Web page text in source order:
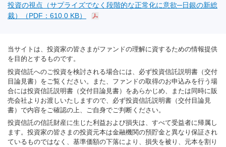
投資の視点（サプライズでなく段階的な正常化に意欲─日銀の新総
裁）（PDF：610.0 KB）
当サイトは、投資家の皆さまがファンドの理解に資するための情報提供
を目的とするものです。
投資信託へのご投資を検討される場合には、必ず投資信託説明書（交付
目論見書）をご覧ください。また、ファンドの取得のお申込みを行う場
合には投資信託説明書（交付目論見書）をあらかじめ、または同時に販
売会社よりお渡しいたしますので、必ず投資信託説明書（交付目論見
書）で内容をご確認の上、ご自身でご判断ください。
投資信託の信託財産に生じた利益および損失は、すべて受益者に帰属し
ます。投資家の皆さまの投資元本は金融機関の預貯金と異なり保証され
ているものではなく、基準価額の下落により、損失を被り、元本を割り